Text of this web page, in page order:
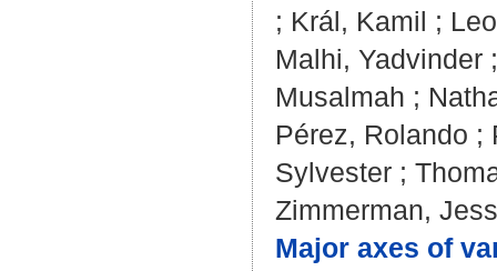
; Král, Kamil ;
Malhi, Yadvinder
Musalmah ;
Pérez, Rolando ;
Sylvester ;
Zimmerman, Jess
Major axes of